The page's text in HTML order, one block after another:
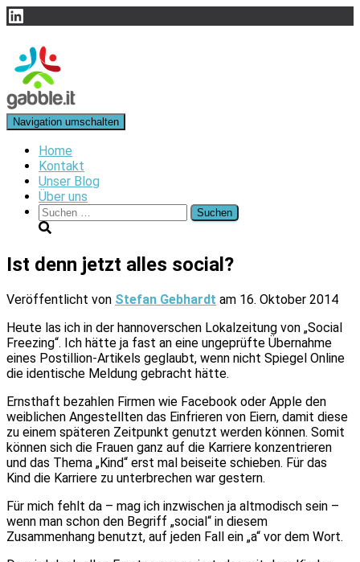
LinkedIn
Navigation umschalten
Home
Kontakt
Unser Blog
Über uns
Suchen
nach:
Ist denn jetzt alles social?
Veröffentlicht von Stefan Gebhardt am 16. Oktober 2014
Heute las ich in der hannoverschen Lokalzeitung von „Social
Freezing“. Ich hätte ja fast an eine ungeprüfte Übernahme
eines Postillion-Artikels geglaubt, wenn nicht Spiegel Online
die identische Meldung gebracht hätte.
Ernsthaft bezahlen Firmen wie Facebook oder Apple den
weiblichen Angestellten das Einfrieren von Eiern, damit diese
zu einem späteren Zeitpunkt genutzt werden können. Somit
können sich die Frauen ganz auf die Karriere konzentrieren
und das Thema „Kind“ erst mal beiseite schieben. Für das
Kind die Karriere zu unterbrechen war gestern.
Für mich fehlt da – mag ich inzwischen ja altmodisch sein –
wenn man schon den Begriff „social“ in diesem
Zusammenhang benutzt, auf jeden Fall ein „a“ vor dem Wort.